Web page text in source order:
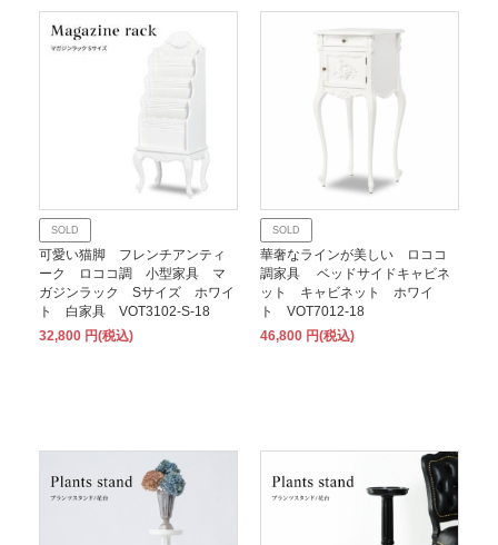
SOLD
可愛い猫脚 フレンチアンティ
ーク ロココ調 小型家具 マ
ガジンラック Sサイズ ホワイ
ト 白家具 VOT3102-S-18
32,800 円(税込)
SOLD
華奢なラインが美しい ロココ
調家具 ベッドサイドキャビネ
ット キャビネット ホワイ
ト VOT7012-18
46,800 円(税込)